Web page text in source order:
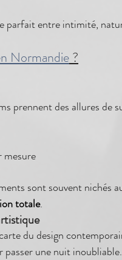
entre intimité,
Normandie ?
prennent des allures de
mesure
sont souvent nichés
totale.
du design
passer une nuit inoubliable.